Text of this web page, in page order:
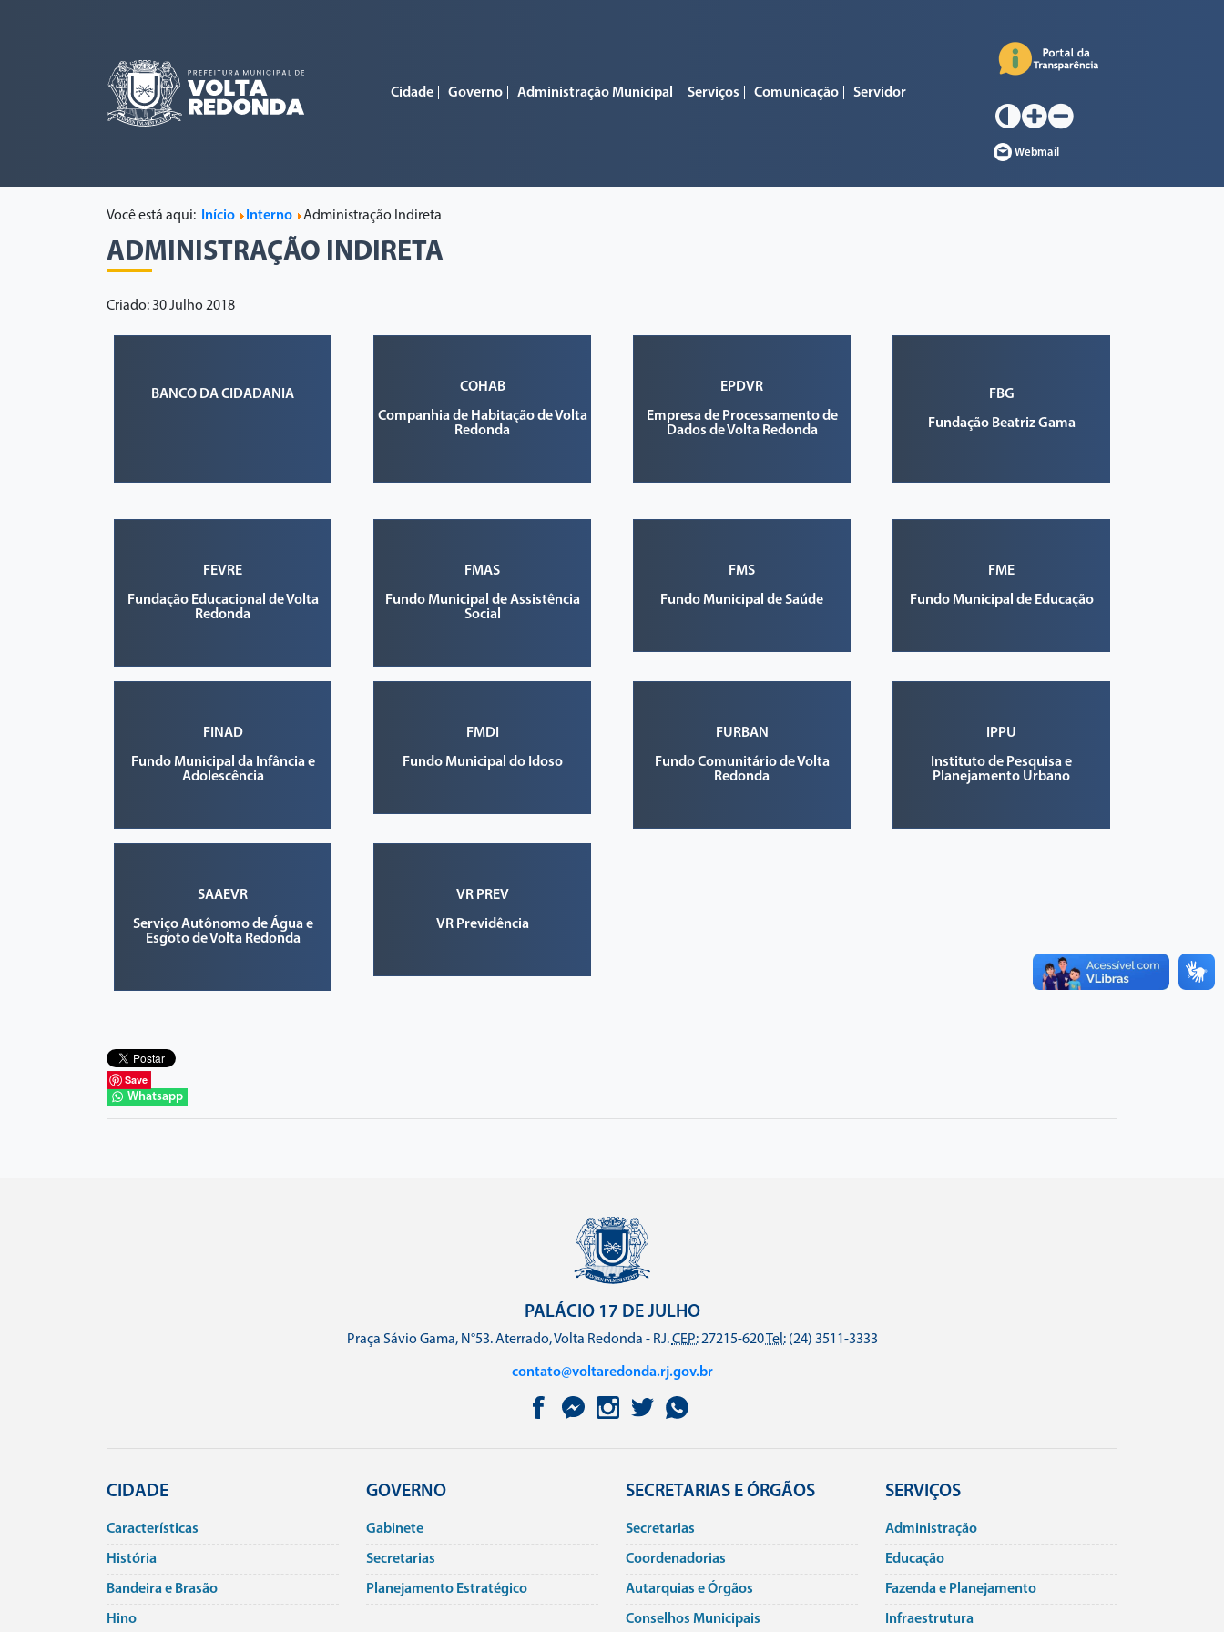
Cidade Governo Administração Municipal Serviços Comunicação Servidor
Webmail
Você está aqui: Início Interno Administração Indireta
ADMINISTRAÇÃO INDIRETA
Criado: 30 Julho 2018
BANCO DA CIDADANIA
COHAB
Companhia de Habitação de Volta
Redonda
EPDVR
Empresa de Processamento de
Dados de Volta Redonda
FBG
Fundação Beatriz Gama
FEVRE
Fundação Educacional de Volta
Redonda
FMAS
Fundo Municipal de Assistência
Social
FMS
Fundo Municipal de Saúde
FME
Fundo Municipal de Educação
FINAD
Fundo Municipal da Infância e
Adolescência
FMDI
Fundo Municipal do Idoso
FURBAN
Fundo Comunitário de Volta
Redonda
IPPU
Instituto de Pesquisa e
Planejamento Urbano
SAAEVR
Serviço Autônomo de Água e
Esgoto de Volta Redonda
VR PREV
VR Previdência
Save
Whatsapp
PALÁCIO 17 DE JULHO
Praça Sávio Gama, N°53. Aterrado, Volta Redonda - RJ.CEP:27215-620Tel:(24) 3511-3333
contato@voltaredonda.rj.gov.br
CIDADE
Caracterí­sticas
História
Bandeira e Brasão
Hino
GOVERNO
Gabinete
Secretarias
Planejamento Estratégico
SECRETARIAS E ÓRGÃOS
Secretarias
Coordenadorias
Autarquias e Órgãos
Conselhos Municipais
SERVIÇOS
Administração
Educação
Fazenda e Planejamento
Infraestrutura